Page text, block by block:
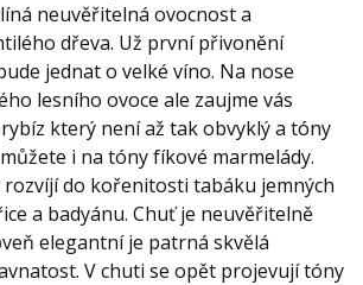
neuvěřitelná ovocnost a
dřeva. Už první přivonění
jednat o velké víno. Na nose
lesního ovoce ale zaujme vás
který není až tak obvyklý a tóny
i na tóny fíkové marmelády.
rozvíjí do kořenitosti tabáku jemných
a badyánu. Chuť je neuvěřitelně
elegantní je patrná skvělá
V chuti se opět projevují tóny